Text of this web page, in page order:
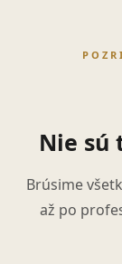
Nie sú
Brúsime
až po